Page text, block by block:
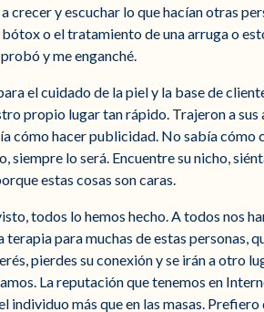
y escuchar lo que hacían otras
o el tratamiento de una arruga o
y me enganché.
el cuidado de la piel y la base de
propio lugar tan rápido. Trajeron a
cómo hacer publicidad. No sabía cómo
lo será. Encuentre su nicho,
estas cosas son caras.
todos lo hemos hecho. A todos nos
para muchas de estas personas,
pierdes su conexión y se irán a otro
La reputación que tenemos en
más que en las masas.